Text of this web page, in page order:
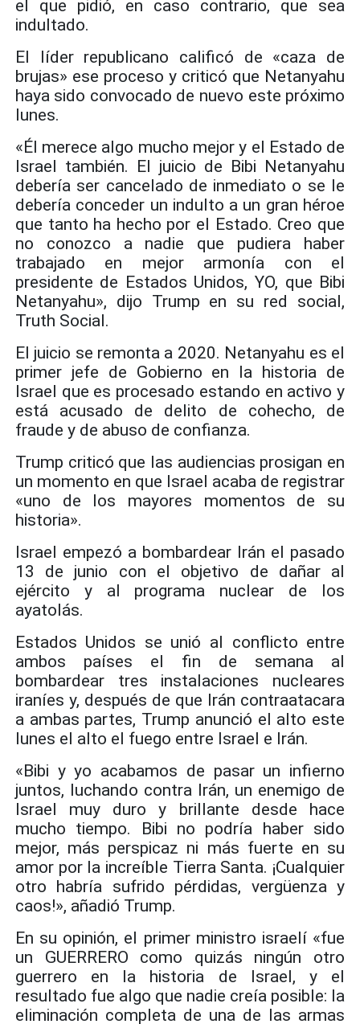
el que pidió, en caso contrario, que sea
indultado.
El líder republicano calificó de «caza de
brujas» ese proceso y criticó que Netanyahu
haya sido convocado de nuevo este próximo
lunes.
«Él merece algo mucho mejor y el Estado de
Israel también. El juicio de Bibi Netanyahu
debería ser cancelado de inmediato o se le
debería conceder un indulto a un gran héroe
que tanto ha hecho por el Estado. Creo que
no conozco a nadie que pudiera haber
trabajado en mejor armonía con el
presidente de Estados Unidos, YO, que Bibi
Netanyahu», dijo Trump en su red social,
Truth Social.
El juicio se remonta a 2020. Netanyahu es el
primer jefe de Gobierno en la historia de
Israel que es procesado estando en activo y
está acusado de delito de cohecho, de
fraude y de abuso de confianza.
Trump criticó que las audiencias prosigan en
un momento en que Israel acaba de registrar
«uno de los mayores momentos de su
historia».
Israel empezó a bombardear Irán el pasado
13 de junio con el objetivo de dañar al
ejército y al programa nuclear de los
ayatolás.
Estados Unidos se unió al conflicto entre
ambos países el fin de semana al
bombardear tres instalaciones nucleares
iraníes y, después de que Irán contraatacara
a ambas partes, Trump anunció el alto este
lunes el alto el fuego entre Israel e Irán.
«Bibi y yo acabamos de pasar un infierno
juntos, luchando contra Irán, un enemigo de
Israel muy duro y brillante desde hace
mucho tiempo. Bibi no podría haber sido
mejor, más perspicaz ni más fuerte en su
amor por la increíble Tierra Santa. ¡Cualquier
otro habría sufrido pérdidas, vergüenza y
caos!», añadió Trump.
En su opinión, el primer ministro israelí «fue
un GUERRERO como quizás ningún otro
guerrero en la historia de Israel, y el
resultado fue algo que nadie creía posible: la
eliminación completa de una de las armas